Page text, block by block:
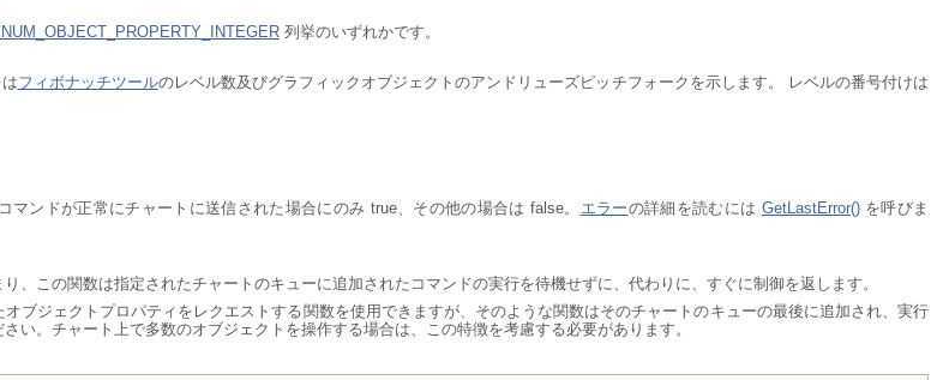
列挙のいずれかです。
フィボナッチツールのレベル数及びグラフィックオブジェクトのアンドリューズピッチフォークを示します。 レベルの番号付けは
マンドが正常にチャートに送信された場合にのみ true、その他の場合は false。 エラーの詳細を読むには GetLastError()を呼びま
、この関数は指定されたチャートのキューに追加されたコマンドの実行を待機せずに、代わりに、すぐに制御を返します。
ブジェクトプロパティをレクエストする関数を使用できますが、そのような関数はそのチャートのキューの最後に追加され、実行
い。チャート上で多数のオブジェクトを操作する場合は、この特徴を考慮する必要があります。